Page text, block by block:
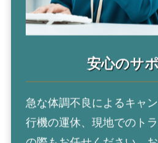
安心のサ
急な体調不良によるキャ
行機の運休、現地でのト
の際もお任せください。